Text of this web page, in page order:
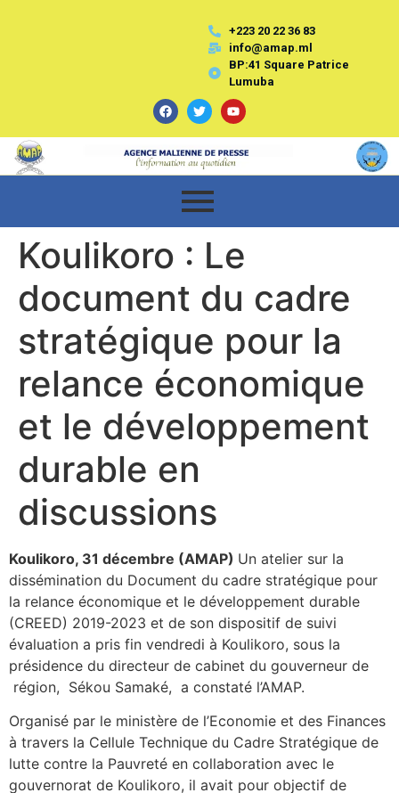
+223 20 22 36 83
info@amap.ml
BP:41 Square Patrice
Lumuba
Koulikoro : Le
document du cadre
stratégique pour la
relance économique
et le développement
durable en
discussions
Koulikoro, 31 décembre (AMAP) Un atelier sur la
dissémination du Document du cadre stratégique pour
la relance économique et le développement durable
(CREED) 2019-2023 et de son dispositif de suivi
évaluation a pris fin vendredi à Koulikoro, sous la
présidence du directeur de cabinet du gouverneur de
région, Sékou Samaké, a constaté l’AMAP.
Organisé par le ministère de l’Economie et des Finances
à travers la Cellule Technique du Cadre Stratégique de
lutte contre la Pauvreté en collaboration avec le
gouvernorat de Koulikoro, il avait pour objectif de